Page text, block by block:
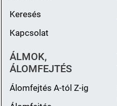
Keresés
Kapcsolat
ÁLMOK,
ÁLOMFEJTÉS
Álomfejtés A-tól Z-ig